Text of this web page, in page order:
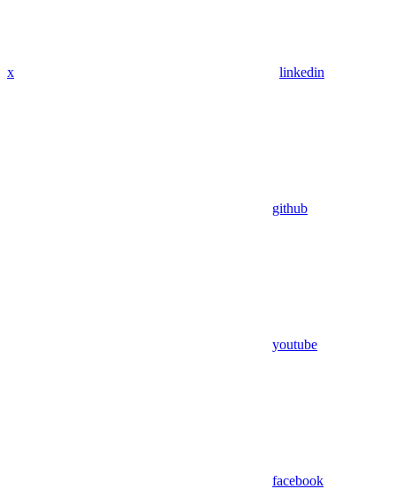
x linkedin
github
youtube
facebook